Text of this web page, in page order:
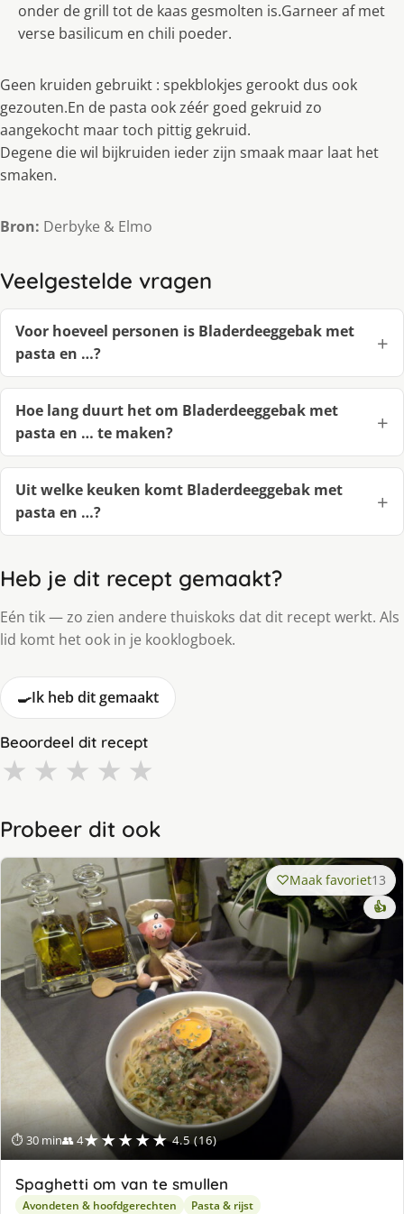
onder de grill tot de kaas gesmolten is.Garneer af met
verse basilicum en chili poeder.
Geen kruiden gebruikt : spekblokjes gerookt dus ook
gezouten.En de pasta ook zéér goed gekruid zo
aangekocht maar toch pittig gekruid.
Degene die wil bijkruiden ieder zijn smaak maar laat het
smaken.
Bron: Derbyke & Elmo
Veelgestelde vragen
Voor hoeveel personen is Bladerdeeggebak met
pasta en …?
Hoe lang duurt het om Bladerdeeggebak met
pasta en … te maken?
Uit welke keuken komt Bladerdeeggebak met
pasta en …?
Heb je dit recept gemaakt?
Eén tik — zo zien andere thuiskoks dat dit recept werkt. Als
lid komt het ook in je kooklogboek.
🍳Ik heb dit gemaakt
Beoordeel dit recept
★ ★ ★ ★ ★
Probeer dit ook
⏱ 30 min👥 4★★★★★ 4.5 (16)
Maak favoriet13
👍
Spaghetti om van te smullen
Avondeten & hoofdgerechten Pasta & rijst